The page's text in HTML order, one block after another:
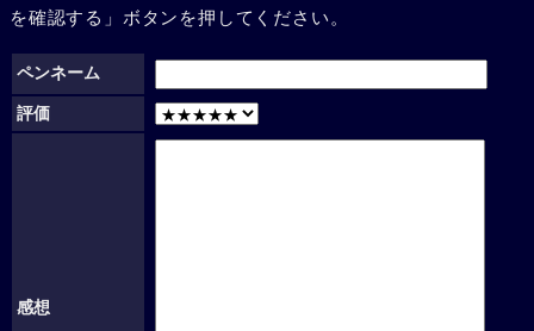
を確認する」ボタンを押してください。
ペンネーム
評価
感想